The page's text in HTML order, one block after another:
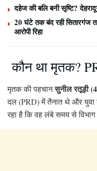
दहेज की बलि बनी सृष्टि?
20 घंटे तक बंद रही सितारगंज
आरोपी रिहा
कौन था मृतक?
मृतक की पहचानसुनील रतूड़ी
दल (PRD) में तैनात थे और युवा
रहा है कि वह लंबे समय से